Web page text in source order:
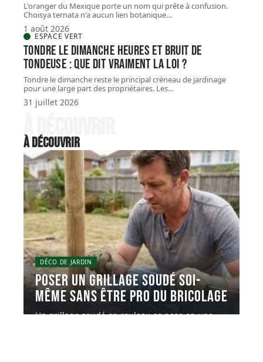
L'oranger du Mexique porte un nom qui prête à confusion.
Choisya ternata n'a aucun lien botanique…
1 août 2026
ESPACE VERT
Tondre le dimanche heures et bruit de
tondeuse : que dit vraiment la loi ?
Tondre le dimanche reste le principal créneau de jardinage
pour une large part des propriétaires. Les…
31 juillet 2026
À découvrir
À découvrir
DÉCO DE JARDIN
Poser un grillage soudé soi-
même sans être pro du bricolage
Un grillage soudé en rouleau se pose en une